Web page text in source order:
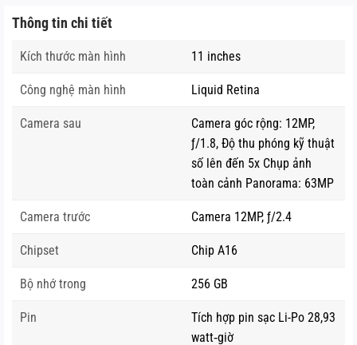
Thông tin chi tiết
Kích thước màn hình 11 inches
Công nghệ màn hình Liquid Retina
Camera sau
Camera góc rộng: 12MP,
ƒ/1.8, Độ thu phóng kỹ thuật
số lên đến 5x Chụp ảnh
toàn cảnh Panorama: 63MP
Camera trước Camera 12MP, ƒ/2.4
Chipset Chip A16
Bộ nhớ trong 256 GB
Pin
Tích hợp pin sạc Li-Po 28,93
watt‑giờ